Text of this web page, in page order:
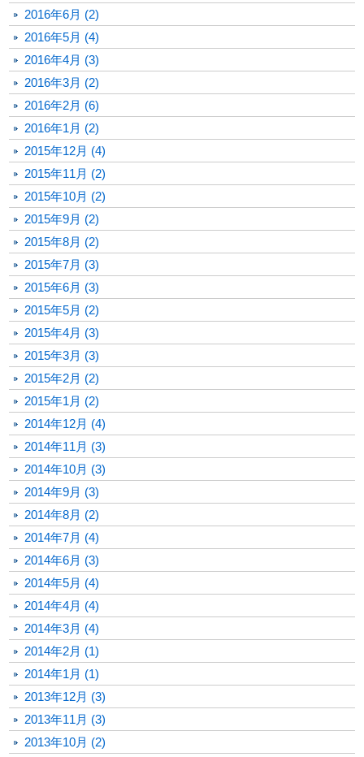
2016年6月 (2)
2016年5月 (4)
2016年4月 (3)
2016年3月 (2)
2016年2月 (6)
2016年1月 (2)
2015年12月 (4)
2015年11月 (2)
2015年10月 (2)
2015年9月 (2)
2015年8月 (2)
2015年7月 (3)
2015年6月 (3)
2015年5月 (2)
2015年4月 (3)
2015年3月 (3)
2015年2月 (2)
2015年1月 (2)
2014年12月 (4)
2014年11月 (3)
2014年10月 (3)
2014年9月 (3)
2014年8月 (2)
2014年7月 (4)
2014年6月 (3)
2014年5月 (4)
2014年4月 (4)
2014年3月 (4)
2014年2月 (1)
2014年1月 (1)
2013年12月 (3)
2013年11月 (3)
2013年10月 (2)